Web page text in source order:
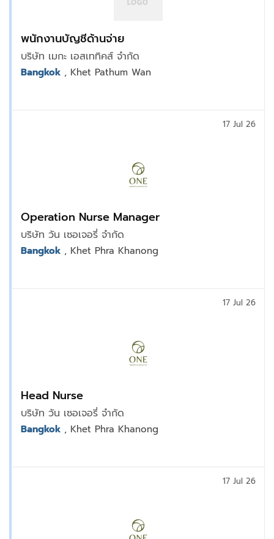
พนักงานบัญชีด้านจ่าย
บริษัท เมกะ เอสเททิคส์ จำกัด
Bangkok , Khet Pathum Wan
Operation Nurse Manager
บริษัท วัน เซอเจอรี่ จำกัด
17 Jul 26
Bangkok , Khet Phra Khanong
Head Nurse
บริษัท วัน เซอเจอรี่ จำกัด
17 Jul 26
Bangkok , Khet Phra Khanong
17 Jul 26